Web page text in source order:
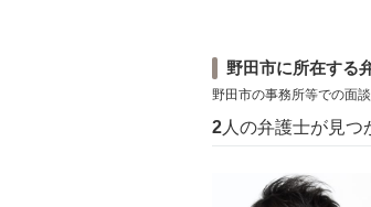
野田市に所在する
野田市の事務所等での面談
2 人の弁護士が見つ